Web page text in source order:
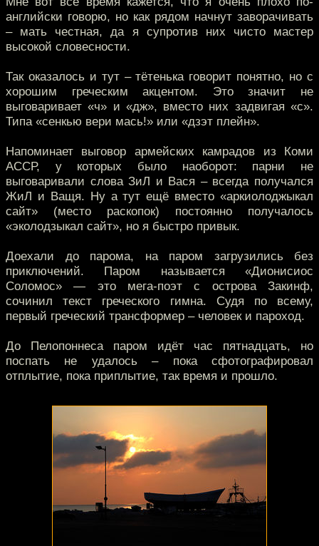
английски говорю, но как рядом начнут заворачивать
– мать честная, да я супротив них чисто мастер
высокой словесности.
Так оказалось и тут – тётенька говорит понятно, но с
хорошим греческим акцентом. Это значит не
выговаривает «ч» и «дж», вместо них задвигая «с».
Типа «сенкью вери мась!» или «дзэт плейн».
Напоминает выговор армейских камрадов из Коми
АССР, у которых было наоборот: парни не
выговаривали слова ЗиЛ и Вася – всегда получался
ЖиЛ и Ващя. Ну а тут ещё вместо «аркиолоджыкал
сайт» (место раскопок) постоянно получалось
«эколодзыкал сайт», но я быстро привык.
Доехали до парома, на паром загрузились без
приключений. Паром называется «Дионисиос
Соломос» — это мега-поэт с острова Закинф,
сочинил текст греческого гимна. Судя по всему,
первый греческий трансформер – человек и пароход.
До Пелопоннеса паром идёт час пятнадцать, но
поспать не удалось – пока сфотографировал
отплытие, пока приплытие, так время и прошло.